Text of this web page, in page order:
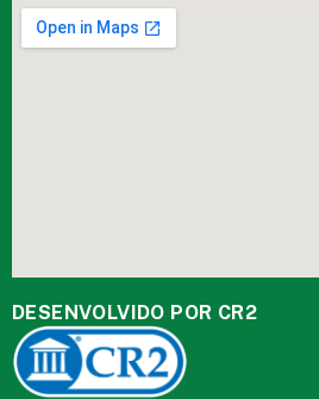
DESENVOLVIDO POR CR2